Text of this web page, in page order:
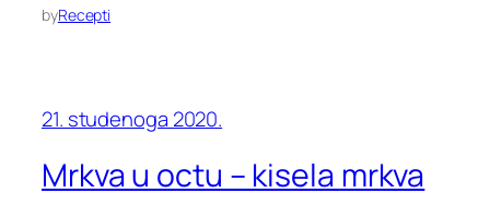
byRecepti
21. studenoga 2020.
Mrkva u octu – kisela mrkva